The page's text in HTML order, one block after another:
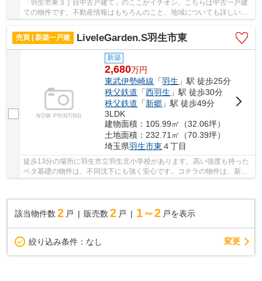
「羽生市東３丁目中古戸建て」のここがイチオシ。こちらは中古一戸建
ての物件です。不動産情報はもちろんのこと、地域についても詳しい当
売買 | 新築一戸建
LiveleGarden.S羽生市東
新築
2,680万円
東武伊勢崎線 「羽生 」駅 徒歩25分
秩父鉄道 「西羽生 」駅 徒歩30分
秩父鉄道 「新郷 」駅 徒歩49分
3LDK
建物面積：105.99㎡（32.06坪）
土地面積：232.71㎡（70.39坪）
埼玉県羽生市東 ４丁目
徒歩13分の場所に羽生市立羽生北小学校があります。高い強度も持った
ベタ基礎の物件は、不同沈下にも強く安心です。コチラの物件は、新築
該当物件数 2 戸 販売数 2 戸 1～2 戸を表示
絞り込み条件： なし 変更